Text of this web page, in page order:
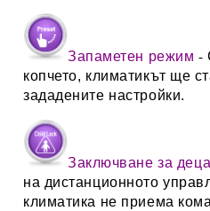
Запаметен режим -
копчето, климатикът ще
зададените настройки.
Заключване за деца
на дистанционното
климатика не приема